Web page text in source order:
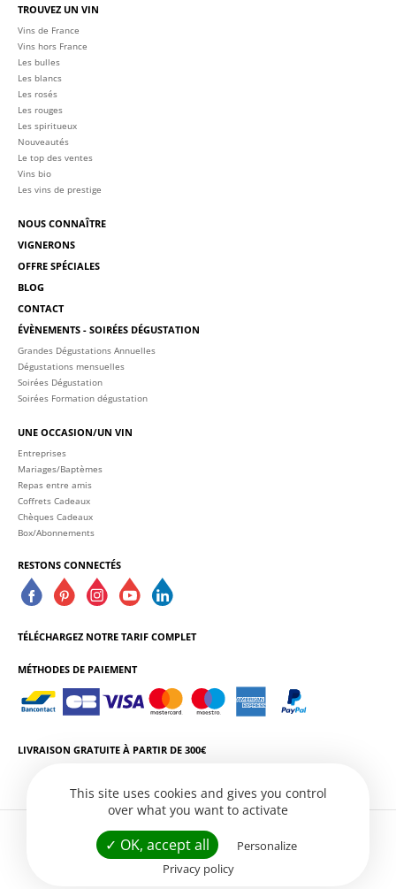
TROUVEZ UN VIN
Vins de France
Vins hors France
Les bulles
Les blancs
Les rosés
Les rouges
Les spiritueux
Nouveautés
Le top des ventes
Vins bio
Les vins de prestige
NOUS CONNAÎTRE
VIGNERONS
OFFRE SPÉCIALES
BLOG
CONTACT
ÉVÈNEMENTS - SOIRÉES DÉGUSTATION
Grandes Dégustations Annuelles
Dégustations mensuelles
Soirées Dégustation
Soirées Formation dégustation
UNE OCCASION/UN VIN
Entreprises
Mariages/Baptèmes
Repas entre amis
Coffrets Cadeaux
Chèques Cadeaux
Box/Abonnements
RESTONS CONNECTÉS
TÉLÉCHARGEZ NOTRE TARIF COMPLET
MÉTHODES DE PAIEMENT
LIVRAISON GRATUITE À PARTIR DE 300€
L'ABUS D'ALCOOL EST DANGEREUX POUR LA SANTÉ. CONSOMMEZ AVEC
MODÉRATION.
Conditions Générales de Vente
Politique de Confidentialité
Site web par
This site uses cookies and gives you control
over what you want to activate
✓ OK, accept all
Personalize
Privacy policy